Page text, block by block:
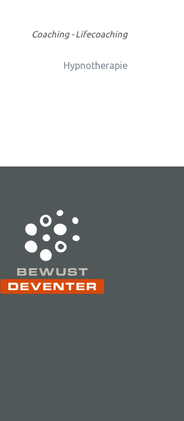
Coaching - Lifecoaching
Hypnotherapie